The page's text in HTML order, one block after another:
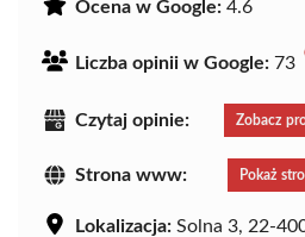
Ocena w Google: 4.6
Liczba opinii w Google: 73
Czytaj opinie: Zobacz
Strona www: Pokaż
Lokalizacja: Solna 3, 22-